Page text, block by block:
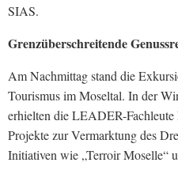
SIAS.
Grenzüberschreitende
Am Nachmittag stand die
Tourismus im Moseltal. In der
erhielten die LEADER-
Projekte zur Vermarktung des
Initiativen wie „Terroir Moselle“